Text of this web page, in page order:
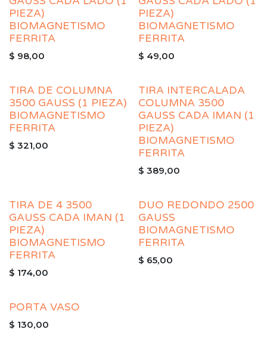
PIEZA)
BIOMAGNETISMO
FERRITA
$ 98,00
PIEZA)
BIOMAGNETISMO
FERRITA
$ 49,00
TIRA DE COLUMNA
3500 GAUSS (1 PIEZA)
BIOMAGNETISMO
FERRITA
$ 321,00
TIRA INTERCALADA
COLUMNA 3500
GAUSS CADA IMAN (1
PIEZA)
BIOMAGNETISMO
FERRITA
$ 389,00
TIRA DE 4 3500
GAUSS CADA IMAN (1
PIEZA)
BIOMAGNETISMO
FERRITA
$ 174,00
DUO REDONDO 2500
GAUSS
BIOMAGNETISMO
FERRITA
$ 65,00
PORTA VASO
$ 130,00